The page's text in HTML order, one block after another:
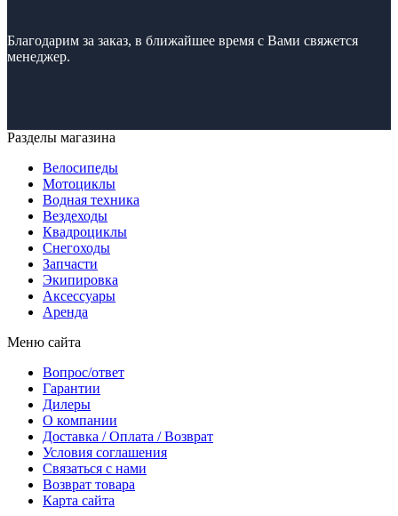
Благодарим за заказ, в ближайшее время с Вами свяжется
менеджер.
Разделы магазина
Велосипеды
Мотоциклы
Водная техника
Вездеходы
Квадроциклы
Снегоходы
Запчасти
Экипировка
Аксессуары
Аренда
Меню сайта
Вопрос/ответ
Гарантии
Дилеры
О компании
Доставка / Оплата / Возврат
Условия соглашения
Связаться с нами
Возврат товара
Карта сайта